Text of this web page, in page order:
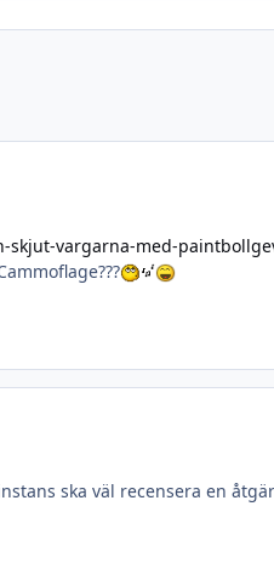
skjut-vargarna-med-
ska väl recensera en